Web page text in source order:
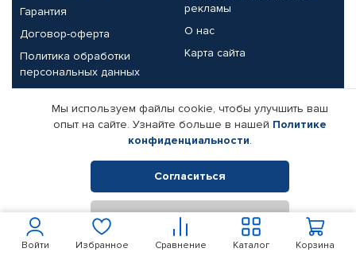
Войти Избранное Сравнение Корзина
Каталог
Гарантия
Договор-оферта
Политика обработки
персональных данных
рекламы
О нас
Карта сайта
Партнерам
Корпоративным клиентам
Поставщикам
Реквизиты компании
© КАМАЗ ЦЕНТР ДОНЕЦК, 2015-2026. Все права защищены.
Интернет-магазин автомобильных товаров Автопрофи.
Мы используем файлы cookie, чтобы улучшить ваш
опыт на сайте. Узнайте больше в нашей Политике
конфиденциальности.
Согласиться
Отклонить